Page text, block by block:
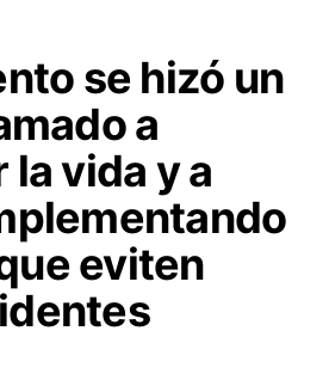
se hizó un
a
vida y a
eviten